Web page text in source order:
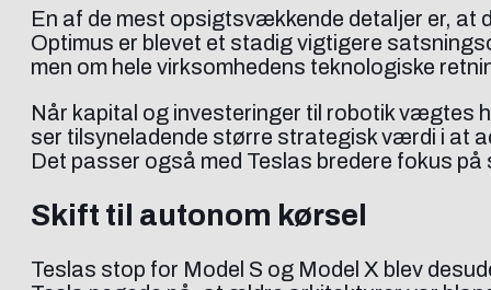
En af de mest opsigtsvækkende detaljer er,
Optimus er blevet et stadig vigtigere
men om hele virksomhedens teknologiske
Når kapital og investeringer til robotik vægtes
ser tilsyneladende større strategisk værdi i at
Det passer også med Teslas bredere fokus
Skift til autonom kørsel
Teslas stop for Model S og Model X blev